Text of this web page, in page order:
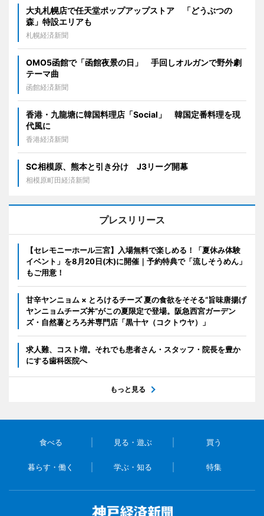
大丸札幌店で任天堂ポップアップストア 「どうぶつの
森」特設エリアも
札幌経済新聞
OMO5函館で「函館夜景の日」 手回しオルガンで野外劇
テーマ曲
函館経済新聞
香港・九龍塘に韓国料理店「Social」 韓国定番料理を現
代風に
香港経済新聞
SC相模原、熊本と引き分け J3リーグ開幕
相模原町田経済新聞
プレスリリース
【セレモニーホール三宮】入場無料で楽しめる！「夏休み体験
イベント」を8月20日(木)に開催｜予約特典で「流しそうめん」
もご用意！
甘辛ヤンニョム × とろけるチーズ 夏の食欲をそそる“旨味唐揚げ
ヤンニョムチーズ丼”がこの夏限定で登場。阪急西宮ガーデン
ズ・自然薯とろろ丼専門店「黒十ヤ（コクトウヤ）」
求人難、コスト増。それでも患者さん・スタッフ・院長を豊か
にする歯科医院へ
もっと見る
食べる 見る・遊ぶ 買う
暮らす・働く 学ぶ・知る 特集